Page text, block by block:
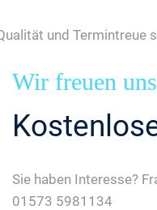
und Termintreue
Wir freuen
Sie haben Interesse?
01573 5981134